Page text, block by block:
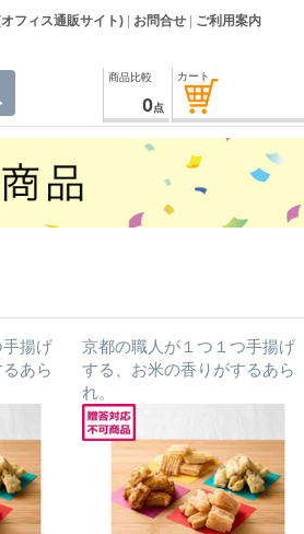
フィス通販サイト) お問合せ ご利用案内
カート
商品比較
0点
揚げ
あら
京都の職人が１つ１つ手揚げ
する、お米の香りがするあら
れ。